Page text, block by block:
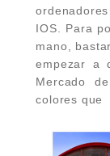
IOS. Para
mano,
empezar a
Mercado
colores que